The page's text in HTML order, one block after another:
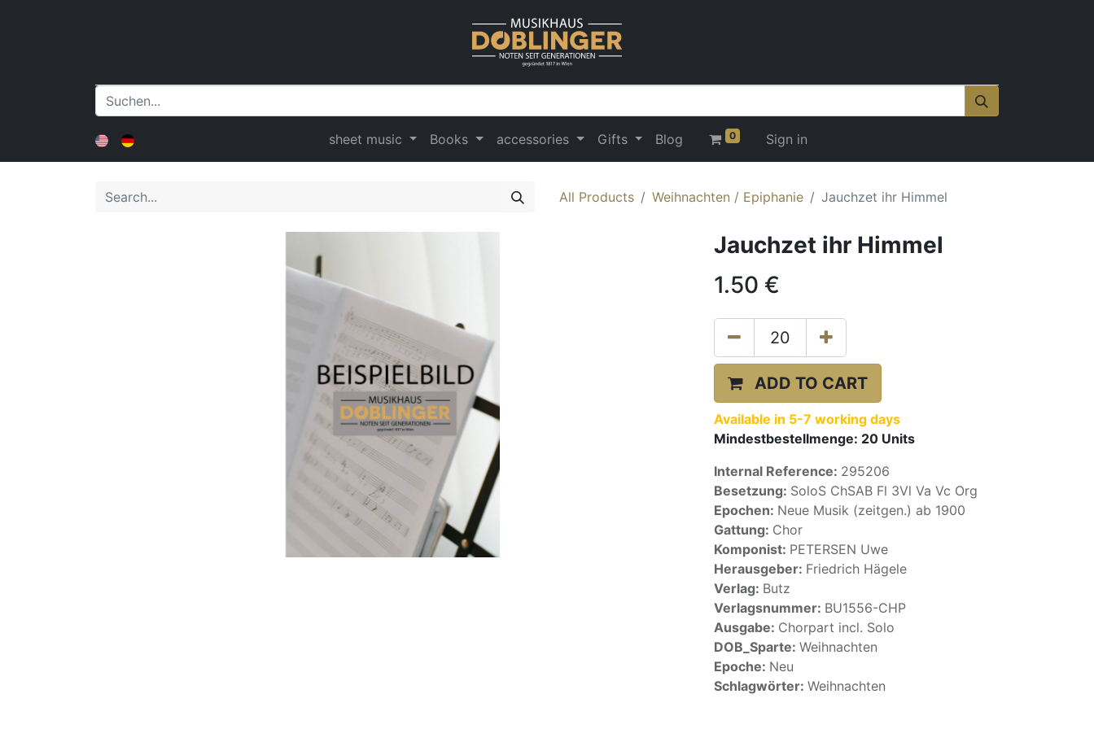
sheet music Books accessories Gifts Blog 0 Sign in
All Products Weihnachten / Epiphanie Jauchzet ihr Himmel
Jauchzet ihr Himmel
1.50 €
ADD TO CART
Available in 5-7 working days
Mindestbestellmenge: 20 Units
Internal Reference: 295206
Besetzung: SoloS ChSAB Fl 3Vl Va Vc Org
Epochen: Neue Musik (zeitgen.) ab 1900
Gattung: Chor
Komponist: PETERSEN Uwe
Herausgeber: Friedrich Hägele
Verlag: Butz
Verlagsnummer: BU1556-CHP
Ausgabe: Chorpart incl. Solo
DOB_Sparte: Weihnachten
Epoche: Neu
Schlagwörter: Weihnachten